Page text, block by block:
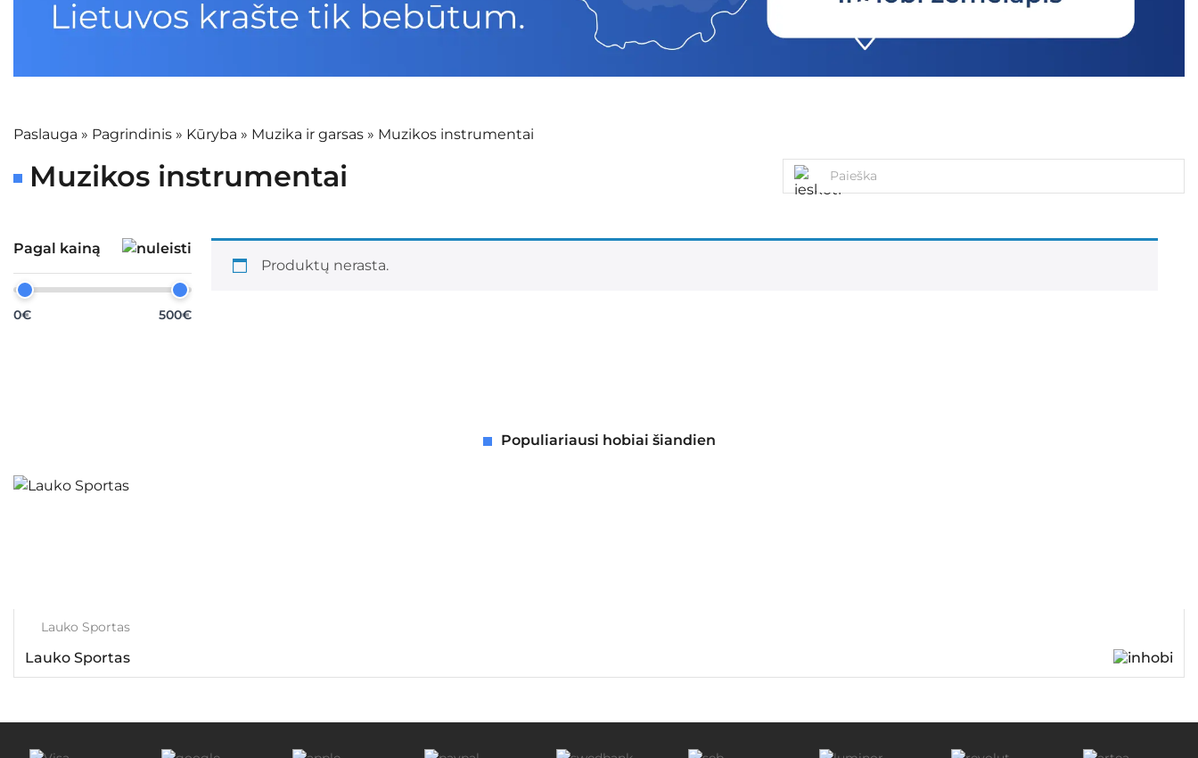
Paslauga » Pagrindinis » Kūryba » Muzika ir garsas » Muzikos instrumentai
Muzikos instrumentai
Pagal kainą
0€ 500€
Produktų nerasta.
Populiariausi hobiai šiandien
Lauko Sportas
Lauko Sportas